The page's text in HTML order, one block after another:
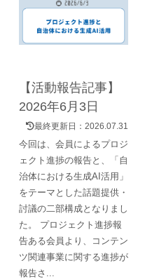
【活動報告記事】
2026年6月3日
最終更新日： 2026.07.31
今回は、会員によるプロジ
ェクト進捗の報告と、「自
治体における生成AI活用」
をテーマとした話題提供・
討議の二部構成となりまし
た。 プロジェクト進捗報
告ある会員より、コンテン
ツ関連事業に関する進捗が
報告さ...